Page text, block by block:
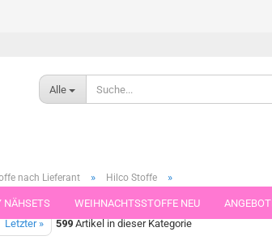
Alle
NÄHSETS WEIHNACHTSSTOFFE NEU
WOLLE UND ZUBEHÖR
nach Lieferant » Hilco Stoffe »
Letzter » 599 Artikel in dieser Kategorie